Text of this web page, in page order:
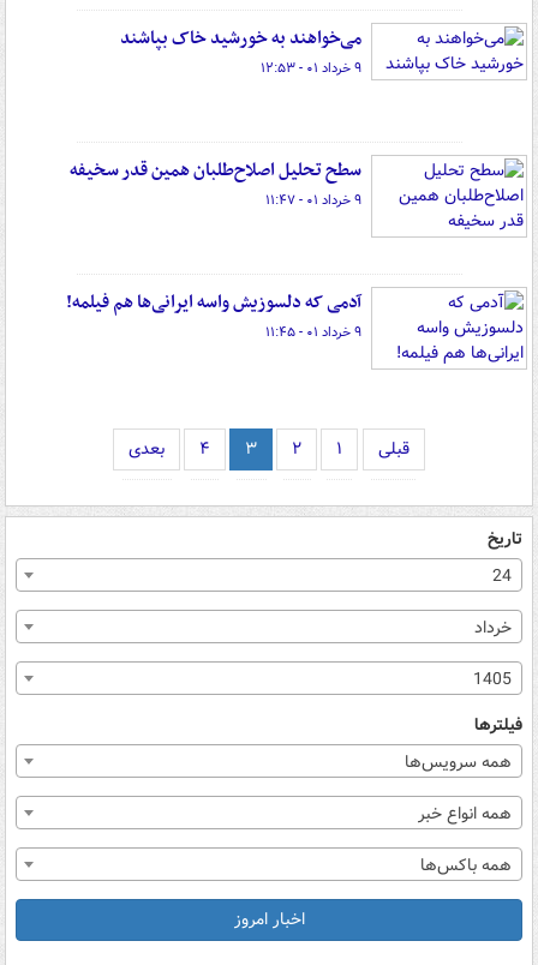
می‌خواهند به خورشید خاک بپاشند
۹ خرداد ۰۱ - ۱۲:۵۳
سطح تحلیل اصلاح‌طلبان همین قدر سخیفه
۹ خرداد ۰۱ - ۱۱:۴۷
آدمی که دلسوزیش واسه ایرانی‌ها هم فیلمه!
۹ خرداد ۰۱ - ۱۱:۴۵
قبلی ۱ ۲ ۳ ۴ بعدی
تاریخ
24
خرداد
1405
فیلترها
همه سرویس‌ها
همه انواع خبر
همه باکس‌ها
اخبار امروز